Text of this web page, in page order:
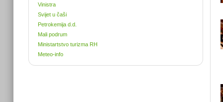
Vinistra
Svijet u čaši
Petrokemija d.d.
Mali podrum
Ministartstvo turizma RH
Meteo-info